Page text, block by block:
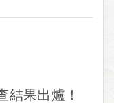
結果出爐！